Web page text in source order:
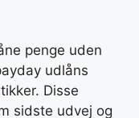
penge uden
udlåns
Disse
sidste udvej og